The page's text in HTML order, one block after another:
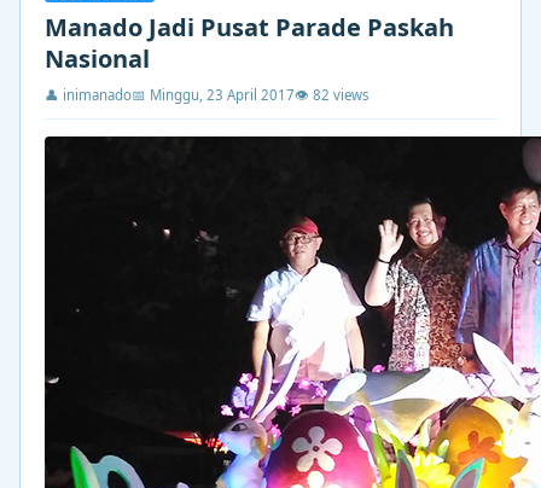
Manado Jadi Pusat Parade Paskah
Nasional
👤 inimanado📅 Minggu, 23 April 2017👁 82 views